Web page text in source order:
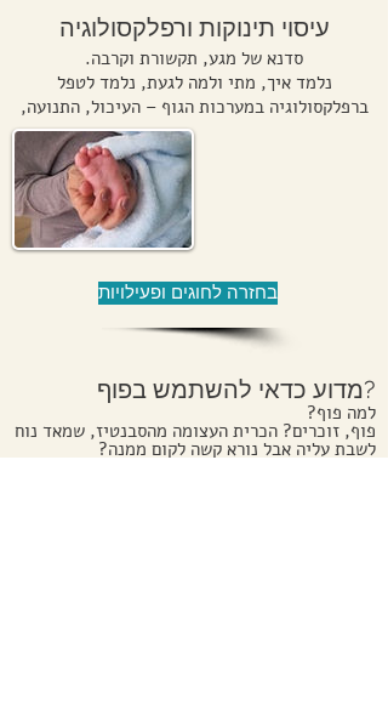
עיסוי תינוקות ורפלקסולוגיה
סדנא של מגע, תקשורת וקרבה.
נלמד איך, מתי ולמה לגעת, נלמד לטפל
ברפלקסולוגיה במערכות הגוף – העיכול, התנועה,
הנשימה והחיסון
בחזרה לחוגים ופעילויות
מדוע כדאי להשתמש בפוף?
למה פוף?
פוף, זוכרים? הכרית העצומה מהסבנטיז, שמאד נוח
לשבת עליה אבל נורא קשה לקום ממנה?